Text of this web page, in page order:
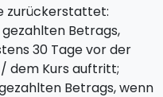
zurückerstattet:
Betrags,
30 Tage vor der
dem Kurs auftritt;
Betrags, wenn